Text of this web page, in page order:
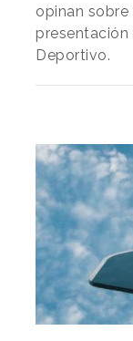
opinan
Deportivo.